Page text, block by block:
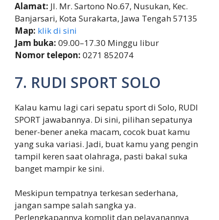
Alamat: Jl. Mr. Sartono No.67, Nusukan, Kec.
Banjarsari, Kota Surakarta, Jawa Tengah 57135
Map: klik di sini
Jam buka: 09.00–17.30 Minggu libur
Nomor telepon: 0271 852074
7. RUDI SPORT SOLO
Kalau kamu lagi cari sepatu sport di Solo, RUDI
SPORT jawabannya. Di sini, pilihan sepatunya
bener-bener aneka macam, cocok buat kamu
yang suka variasi. Jadi, buat kamu yang pengin
tampil keren saat olahraga, pasti bakal suka
banget mampir ke sini.
Meskipun tempatnya terkesan sederhana,
jangan sampe salah sangka ya.
Perlengkapannya komplit dan pelayanannya